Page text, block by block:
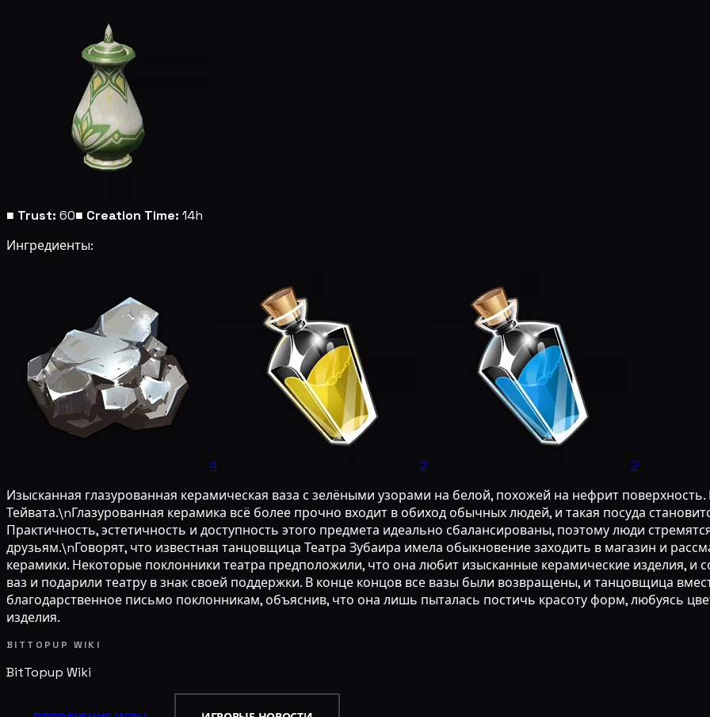
■ Trust: 60■ Creation Time: 14h
Ингредиенты:
4 2
2
Изысканная глазурованная керамическая ваза с зелёными узорами на белой, похожей на нефрит
Тейвата.\nГлазурованная керамика всё более прочно входит в обиход обычных людей, и такая посуда
Практичность, эстетичность и доступность этого предмета идеально сбалансированы, поэтому люди
друзьям.\nГоворят, что известная танцовщица Театра Зубаира имела обыкновение заходить в магазин и
керамики. Некоторые поклонники театра предположили, что она любит изысканные керамические изделия,
ваз и подарили театру в знак своей поддержки. В конце концов все вазы были возвращены, и танцовщица
благодарственное письмо поклонникам, объяснив, что она лишь пыталась постичь красоту форм, любуясь
изделия.
BITTOPUP WIKI
BitTopup Wiki